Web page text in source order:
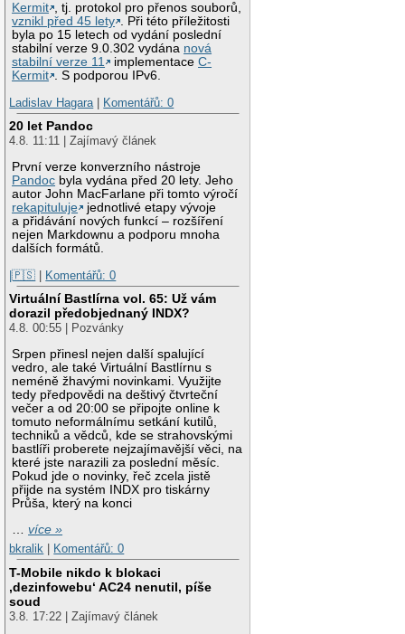
Kermit , tj. protokol pro přenos souborů,
vznikl před 45 lety . Při této příležitosti
byla po 15 letech od vydání poslední
stabilní verze 9.0.302 vydána nová
stabilní verze 11
implementaceC-
Kermit . S podporou IPv6.
Ladislav Hagara | Komentářů: 0
20 let Pandoc
4.8. 11:11 | Zajímavý článek
První verze konverzního nástroje
Pandoc byla vydána před 20 lety. Jeho
autor John MacFarlane při tomto výročí
rekapituluje
jednotlivé etapy vývoje
a přidávání nových funkcí – rozšíření
nejen Markdownu a podporu mnoha
dalších formátů.
|🇵🇸 | Komentářů: 0
Virtuální Bastlírna vol. 65: Už vám
dorazil předobjednaný INDX?
4.8. 00:55 | Pozvánky
Srpen přinesl nejen další spalující
vedro, ale také Virtuální Bastlírnu s
neméně žhavými novinkami. Využijte
tedy předpovědi na deštivý čtvrteční
večer a od 20:00 se připojte online k
tomuto neformálnímu setkání kutilů,
techniků a vědců, kde se strahovskými
bastlíři proberete nejzajímavější věci, na
které jste narazili za poslední měsíc.
Pokud jde o novinky, řeč zcela jistě
přijde na systém INDX pro tiskárny
Průša, který na konci
…více »
bkralik
Komentářů: 0
T-Mobile nikdo k blokaci
‚dezinfowebu‘ AC24 nenutil, píše
soud
3.8. 17:22 | Zajímavý článek